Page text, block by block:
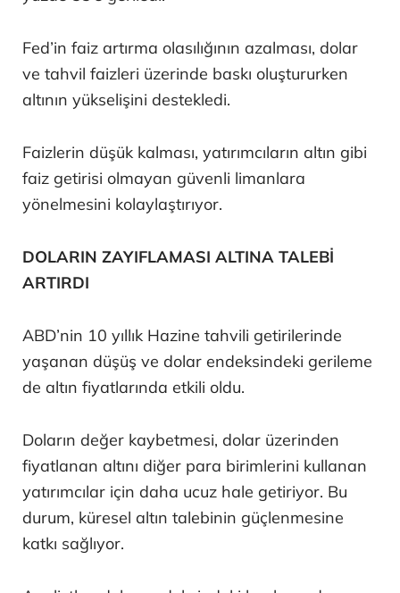
Fed’in faiz artırma olasılığının azalması, dolar
ve tahvil faizleri üzerinde baskı oluştururken
altının yükselişini destekledi.
Faizlerin düşük kalması, yatırımcıların altın gibi
faiz getirisi olmayan güvenli limanlara
yönelmesini kolaylaştırıyor.
DOLARIN ZAYIFLAMASI ALTINA TALEBİ
ARTIRDI
ABD’nin 10 yıllık Hazine tahvili getirilerinde
yaşanan düşüş ve dolar endeksindeki gerileme
de altın fiyatlarında etkili oldu.
Doların değer kaybetmesi, dolar üzerinden
fiyatlanan altını diğer para birimlerini kullanan
yatırımcılar için daha ucuz hale getiriyor. Bu
durum, küresel altın talebinin güçlenmesine
katkı sağlıyor.